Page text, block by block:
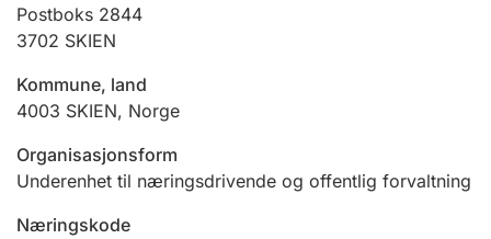
Postboks 2844
3702 SKIEN
Kommune, land
4003 SKIEN, Norge
Organisasjonsform
Underenhet til næringsdrivende og offentlig forvaltning
Næringskode